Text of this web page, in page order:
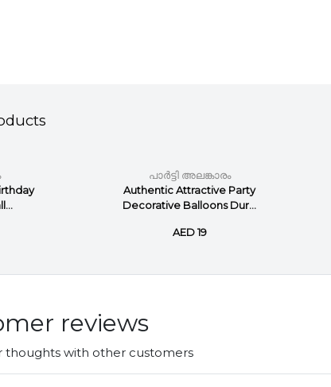
പാർട്ടി അലങ്കാരം
Authentic Attractive Party
Decorative Balloons Dur...
AED 19
reviews
thoughts with other customers